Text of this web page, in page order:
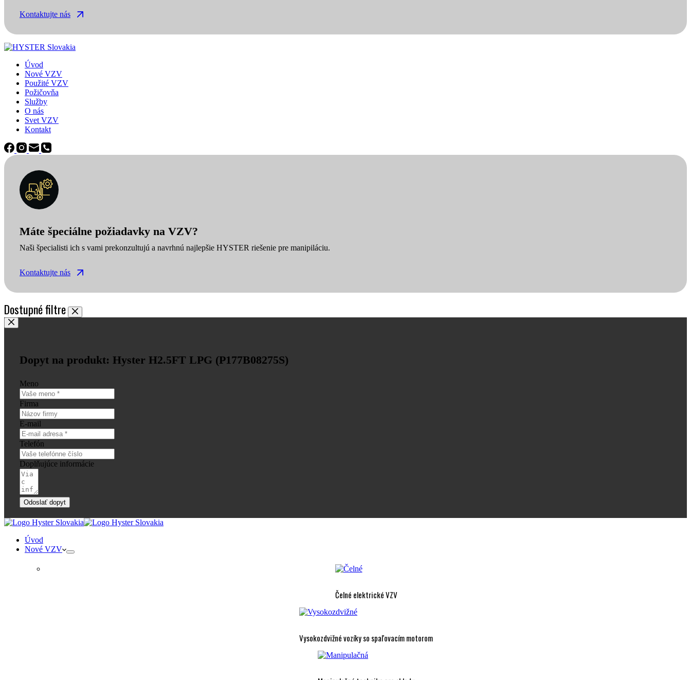
Kontaktujte nás
Úvod
Nové VZV
Použité VZV
Požičovňa
Služby
O nás
Svet VZV
Kontakt
Máte špeciálne požiadavky na VZV?
Naši špecialisti ich s vami prekonzultujú a navrhnú najlepšie HYSTER riešenie pre manipiláciu.
Kontaktujte nás
Dostupné filtre
Dopyt na produkt: Hyster H2.5FT LPG (P177B08275S)
Meno
Firma
E-mail
Telefón
Doplňujúce informácie
Odoslať dopyt
Úvod
Nové VZV
Čelné elektrické VZV
Vysokozdvižné vozíky so spaľovacím motorom